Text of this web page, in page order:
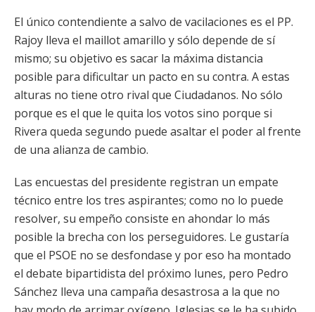
El único contendiente a salvo de vacilaciones es el PP.
Rajoy lleva el maillot amarillo y sólo depende de sí
mismo; su objetivo es sacar la máxima distancia
posible para dificultar un pacto en su contra. A estas
alturas no tiene otro rival que Ciudadanos. No sólo
porque es el que le quita los votos sino porque si
Rivera queda segundo puede asaltar el poder al frente
de una alianza de cambio.
Las encuestas del presidente registran un empate
técnico entre los tres aspirantes; como no lo puede
resolver, su empeño consiste en ahondar lo más
posible la brecha con los perseguidores. Le gustaría
que el PSOE no se desfondase y por eso ha montado
el debate bipartidista del próximo lunes, pero Pedro
Sánchez lleva una campaña desastrosa a la que no